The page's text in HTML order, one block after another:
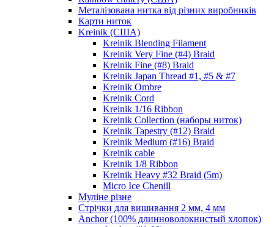
Металізована нитка від різних виробників
Карти ниток
Kreinik (США)
Kreinik Blending Filament
Kreinik Very Fine (#4) Braid
Kreinik Fine (#8) Braid
Kreinik Japan Thread #1, #5 & #7
Kreinik Ombre
Kreinik Cord
Kreinik 1/16 Ribbon
Kreinik Collection (наборы ниток)
Kreinik Tapestry (#12) Braid
Kreinik Medium (#16) Braid
Kreinik cable
Kreinik 1/8 Ribbon
Kreinik Heavy #32 Braid (5m)
Micro Ice Chenill
Муліне різне
Стрічки для вишивання 2 мм, 4 мм
Anchor (100% длинноволокнистый хлопок)